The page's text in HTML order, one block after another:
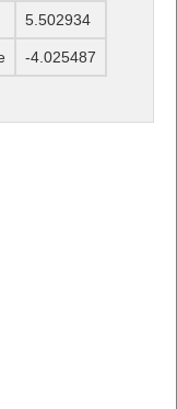
5.502934
-4.025487